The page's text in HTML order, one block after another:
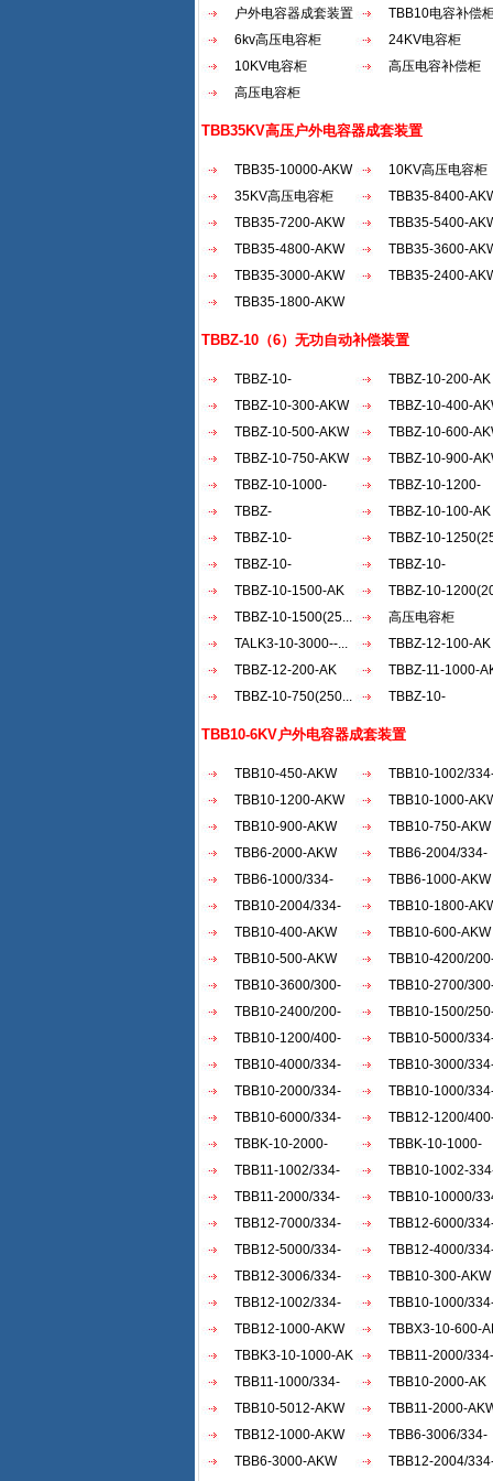
户外电容器成套装置
TBB10电容补偿
6kv高压电容柜
24KV电容柜
10KV电容柜
高压电容补偿柜
高压电容柜
TBB35KV高压户外电容器成套装置
TBB35-10000-AKW
10KV高压电容柜
35KV高压电容柜
TBB35-8400-
TBB35-7200-AKW
TBB35-5400-
TBB35-4800-AKW
TBB35-3600-
TBB35-3000-AKW
TBB35-2400-
TBB35-1800-AKW
TBBZ-10（6）无功自动补偿装置
TBBZ-10-
2100（30...
TBBZ-10-200-AK
TBBZ-10-300-AKW
TBBZ-10-400-
TBBZ-10-500-AKW
TBBZ-10-600-
TBBZ-10-750-AKW
TBBZ-10-900-
TBBZ-10-1000-
AKW
TBBZ-10-1200-
AKW
TBBZ-
900（200+30...
TBBZ-10-100-AK
TBBZ-10-
1200（20...
TBBZ-10-
TBBZ-10-
900（150...
TBBZ-10-
1500（50...
TBBZ-10-1500-AK
TBBZ-10-
TBBZ-10-1500(25...
高压电容柜
TALK3-10-3000--...
TBBZ-12-100-AK
TBBZ-12-200-AK
TBBZ-11-1000-
TBBZ-10-750(250...
TBBZ-10-
1800（30...
TBB10-6KV户外电容器成套装置
TBB10-450-AKW
TBB10-1002/
AKW
TBB10-1200-AKW
TBB10-1000-
TBB10-900-AKW
TBB10-750-AKW
TBB6-2000-AKW
TBB6-2004/334-
AKW
TBB6-1000/334-
AKW
TBB6-1000-AKW
TBB10-2004/334-
AKW
TBB10-1800-
TBB10-400-AKW
TBB10-600-AKW
TBB10-500-AKW
TBB10-4200/
AKW
TBB10-3600/300-
AKW
TBB10-2700/
AKW
TBB10-2400/200-
AKW
TBB10-1500/
AKW
TBB10-1200/400-
AKW
TBB10-5000/
AKW
TBB10-4000/334-
AKW
TBB10-3000/
AKW
TBB10-2000/334-
AKW
TBB10-1000/
AKW
TBB10-6000/334-
AKW
TBB12-1200/
AKW
TBBK-10-2000-
AKW
TBBK-10-1000-
AKW
TBB11-1002/334-
AKW
TBB10-1002-
AKW
TBB11-2000/334-
AKW
TBB10-10000/
TBB12-7000/334-
AKW
TBB12-6000/
AKW
TBB12-5000/334-
AKW
TBB12-4000/
AKW
TBB12-3006/334-
AKW
TBB10-300-AKW
TBB12-1002/334-
AKW
TBB10-1000/
ACW
TBB12-1000-AKW
TBBX3-10-600-
TBBK3-10-1000-AK
TBB11-2000/334-
akw
TBB11-1000/334-
akw
TBB10-2000-AK
TBB10-5012-AKW
TBB11-2000-
TBB12-1000-AKW
TBB6-3006/334-
AKW
TBB6-3000-AKW
TBB12-2004/